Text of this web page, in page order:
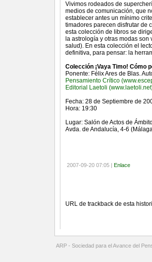
Vivimos rodeados de
medios de comunicación, que
establecer antes un mínimo
timadores parecen disfrutar de
esta colección de libros se
la astrología y otras modas
salud). En esta colección el
definitiva, para pensar: la
Colección ¡Vaya Timo! Cómo
Ponente: Félix Ares de Blas.
Pensamiento Crítico
Editorial Laetoli
Fecha: 28 de Septiembre de
Hora: 19:30
Lugar: Salón de Actos de
Avda. de Andalucía, 4-6
2007-09-20 07:05 | Enlace
URL de trackback de esta
ARP - Sociedad para el Avance del